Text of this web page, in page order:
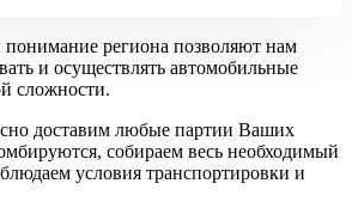
региона позволяют нам
и осуществлять автомобильные
сложности.
доставим любые партии Ваших
собираем весь необходимый
условия транспортировки и